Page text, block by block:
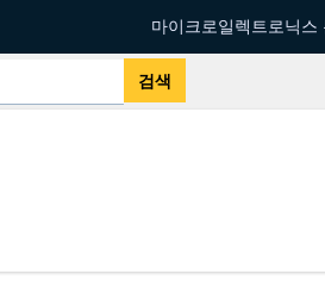
마이크로일렉트로닉